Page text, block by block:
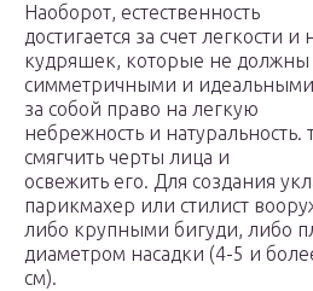
Наоборот, естественность
достигается за счет легкости и
кудряшек, которые не должны
симметричными и
за собой право на легкую
небрежность и натуральность.
смягчить черты лица и
освежить его. Для создания
парикмахер или стилист
либо крупными бигуди, либо
диаметром насадки (4-5 и
см).